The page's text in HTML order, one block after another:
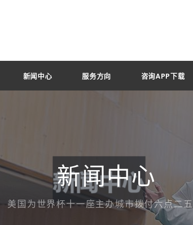
新闻中心 服务方向 咨询APP下载
新闻中心
美国为世界杯十一座主办城市拨付六点二